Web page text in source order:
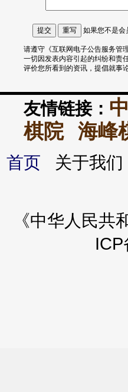
如果您不是会
请遵守《互联网电子公告服务管
一切因发表内容引起的纠纷和责
评价您所看到的资讯，提倡就事
友情链接：
棋院
海峰
首页 关于我
《中华人民